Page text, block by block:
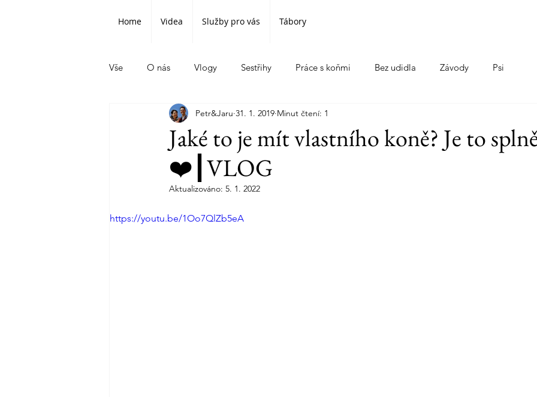
Home Videa Služby pro vás Tábory
Vše O nás Vlogy Sestřihy Práce s koňmi Bez udidla Závody Psi
Jaké to je mít vlastního koně? Je to
❤️┃VLOG
Petr&Jaru 31. 1. 2019 Minut čtení: 1
Aktualizováno: 5. 1. 2022
https://youtu.be/1Oo7QlZb5eA